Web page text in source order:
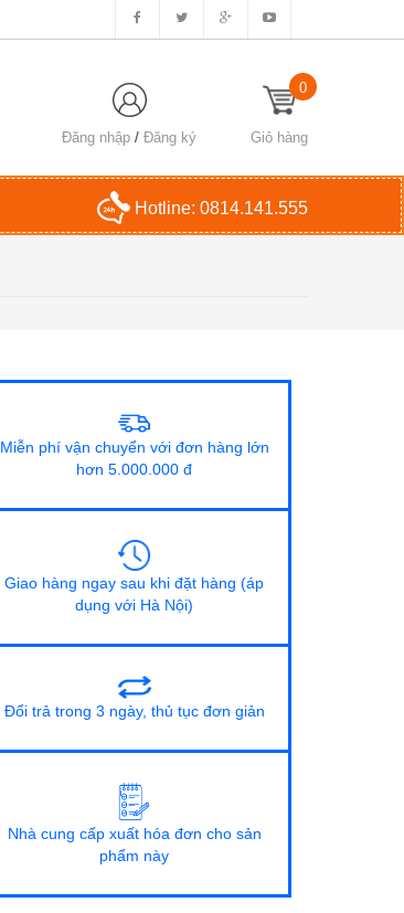
Đăng nhập /Đăng ký Giỏ hàng
0
Hotline: 0814.141.555
Miễn phí vận chuyển với đơn hàng lớn
hơn 5.000.000 đ
Giao hàng ngay sau khi đặt hàng (áp
dụng với Hà Nội)
Đổi trả trong 3 ngày, thủ tục đơn giản
Nhà cung cấp xuất hóa đơn cho sản
phẩm này